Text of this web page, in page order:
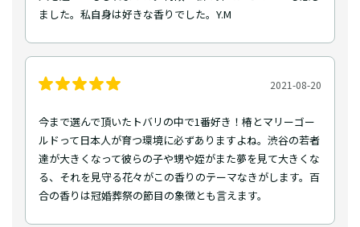
ました。私自身は好きな香りでした。Y.M
2021-08-20
今まで選んで頂いたトバリの中で1番好き！椿とマリーゴー
ルドって日本人が育つ環境に必ずありますよね。渋谷の若者
達が大きくなって彼らの子や甥や姪がまた夢を見て大きくな
る、それを見守る花々がこの香りのテーマなきがします。百
合の香りは冠婚葬祭の節目の象徴とも言えます。